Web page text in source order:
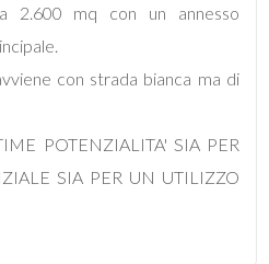
2.600 mq con un annesso
con strada bianca ma di
POTENZIALITA' SIA PER
SIA PER UN UTILIZZO